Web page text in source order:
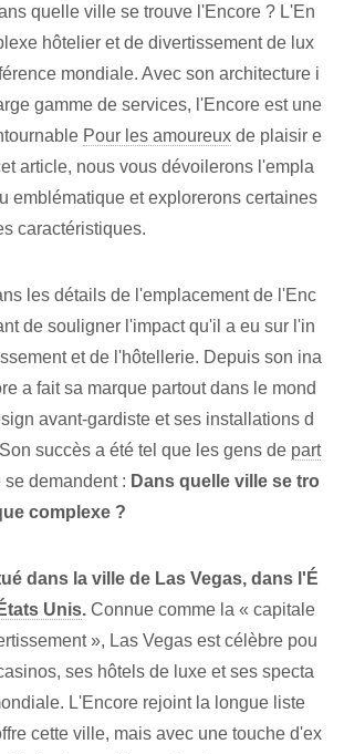
quelle ville se trouve l'Encore ? L'En
hôtelier et de divertissement de lux
mondiale. Avec son architecture i
gamme de services, l'Encore est une
Pour les amoureux de plaisir e
article, nous vous dévoilerons l'empla
emblématique et explorerons certaines
caractéristiques.
les détails de l'emplacement de l'Enc
de souligner l'impact qu'il a eu sur l'in
et de l'hôtellerie. Depuis son ina
a fait sa marque partout dans le mond
avant-gardiste et ses installations d
succès a été tel que les gens de part
demandent : Dans quelle ville se tro
complexe ?
dans la ville de Las Vegas, dans l'É
États Unis. Connue comme la « capitale
», Las Vegas est célèbre pou
ses hôtels de luxe et ses specta
L'Encore rejoint la longue liste
cette ville, mais avec une touche d'ex